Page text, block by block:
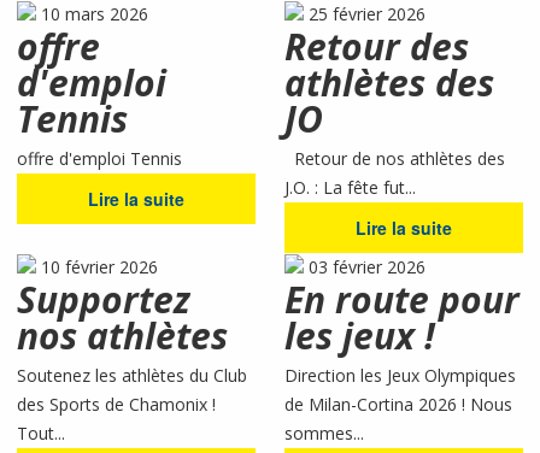
10 mars 2026
offre
d'emploi
Tennis
offre d'emploi Tennis
Lire la suite
25 février 2026
Retour des
athlètes des
JO
Retour de nos athlètes des
J.O. : La fête fut...
Lire la suite
10 février 2026
Supportez
nos athlètes
Soutenez les athlètes du Club
des Sports de Chamonix !
Tout...
03 février 2026
En route pour
les jeux !
Direction les Jeux Olympiques
de Milan-Cortina 2026 ! Nous
sommes...